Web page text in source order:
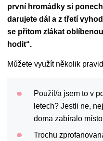
první hromádky si
darujete dál a z třetí
se přitom zlákat
hodit“.
Můžete využít několik
Použil/a jsem to v
letech? Jestli ne,
doma zabíralo
Trochu